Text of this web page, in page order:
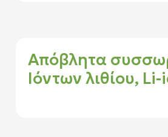
Απόβλητα
Ιόντων λιθίου,